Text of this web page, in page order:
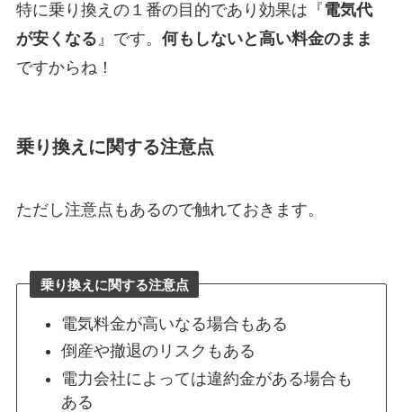
特に乗り換えの１番の目的であり効果は『電気代
が安くなる』です。 何もしないと高い料金のまま
ですからね！
乗り換えに関する注意点
ただし注意点もあるので触れておきます。
乗り換えに関する注意点
電気料金が高いなる場合もある
倒産や撤退のリスクもある
電力会社によっては違約金がある場合も
ある